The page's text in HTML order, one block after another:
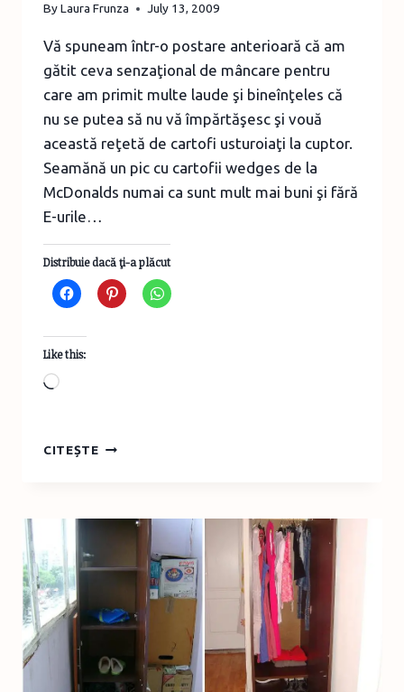
ByLaura Frunza July 13, 2009
Vă spuneam într-o postare anterioară că am
gătit ceva senzaţional de mâncare pentru
care am primit multe laude şi bineînţeles că
nu se putea să nu vă împărtăşesc şi vouă
această reţetă de cartofi usturoiaţi la cuptor.
Seamănă un pic cu cartofii wedges de la
McDonalds numai ca sunt mult mai buni şi fără
E-urile…
Distribuie dacă ţi-a plăcut
Like this:
Loading…
CITEȘTECARTOFI